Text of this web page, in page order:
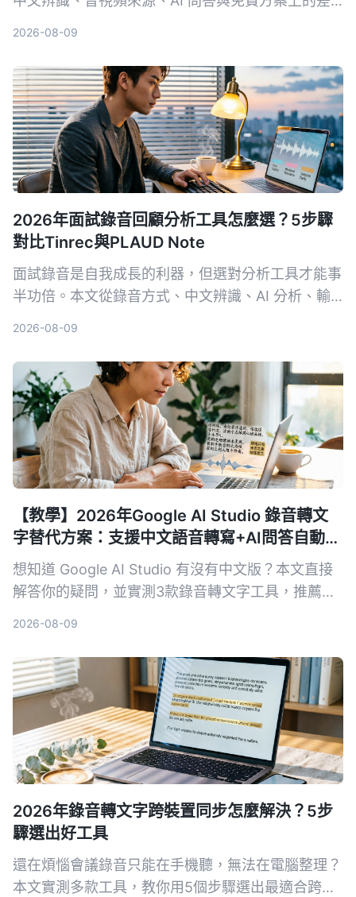
2026-08-09
2026年面試錄音回顧分析工具怎麼選？5步驟
對比Tinrec與PLAUD Note
面試錄音是自我成長的利器，但選對分析工具才能事
半功倍。本文從錄音方式、中文辨識、AI 分析、輸
面試回顧的 AI 工具。
2026-08-09
【教學】2026年Google AI Studio 錄音轉文
字替代方案：支援中文語音轉寫+AI問答自動摘
要
想知道 Google AI Studio 有沒有中文版？本文直接
解答你的疑問，並實測3款錄音轉文字工具，推薦
2026-08-09
2026年錄音轉文字跨裝置同步怎麼解決？5步
驟選出好工具
還在煩惱會議錄音只能在手機聽，無法在電腦整理？
本文實測多款工具，教你用5個步驟選出最適合跨裝